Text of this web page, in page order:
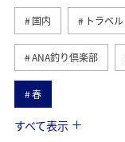
国内 トラベル
ANA釣り倶楽部
春
アクティビティ
すべて表示